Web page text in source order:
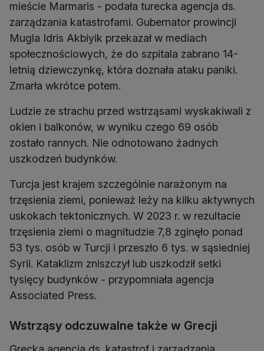
mieście Marmaris - podała turecka agencja ds.
zarządzania katastrofami. Gubernator prowincji
Mugla Idris Akbiyik przekazał w mediach
społecznościowych, że do szpitala zabrano 14-
letnią dziewczynkę, która doznała ataku paniki.
Zmarła wkrótce potem.
Ludzie ze strachu przed wstrząsami wyskakiwali z
okien i balkonów, w wyniku czego 69 osób
zostało rannych. Nie odnotowano żadnych
uszkodzeń budynków.
Turcja jest krajem szczególnie narażonym na
trzęsienia ziemi, ponieważ leży na kilku aktywnych
uskokach tektonicznych. W 2023 r. w rezultacie
trzęsienia ziemi o magnitudzie 7,8 zginęło ponad
53 tys. osób w Turcji i przeszło 6 tys. w sąsiedniej
Syrii. Kataklizm zniszczył lub uszkodził setki
tysięcy budynków - przypomniała agencja
Associated Press.
Wstrząsy odczuwalne także w Grecji